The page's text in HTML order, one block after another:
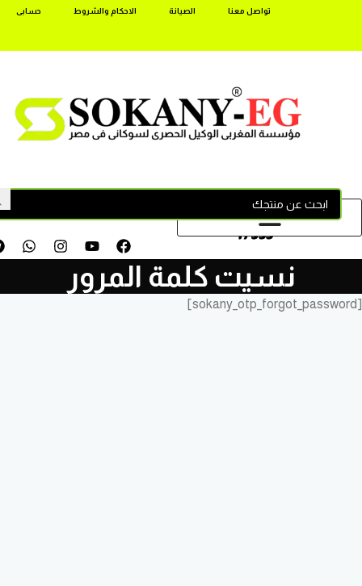
تواصل معنا الصيانة الاحكام والشروط حسابى
17355
نسيت كلمة المرور
[sokany_otp_forgot_password]